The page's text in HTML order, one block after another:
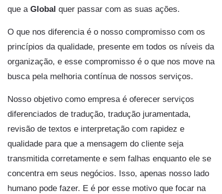
que a Global quer passar com as suas ações.
O que nos diferencia é o nosso compromisso com os
princípios da qualidade, presente em todos os níveis da
organização, e esse compromisso é o que nos move na
busca pela melhoria contínua de nossos serviços.
Nosso objetivo como empresa é oferecer serviços
diferenciados de tradução, tradução juramentada,
revisão de textos e interpretação com rapidez e
qualidade para que a mensagem do cliente seja
transmitida corretamente e sem falhas enquanto ele se
concentra em seus negócios. Isso, apenas nosso lado
humano pode fazer. E é por esse motivo que focar na